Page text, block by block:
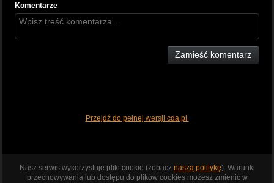
Komentarze
Zamieść komentarz
Przejdź do pełnej wersji cda.pl
Nasz serwis wykorzystuje pliki cookie (zobacz naszą politykę). Warunki
przechowywania lub dostępu do plików cookies możesz zmienić w